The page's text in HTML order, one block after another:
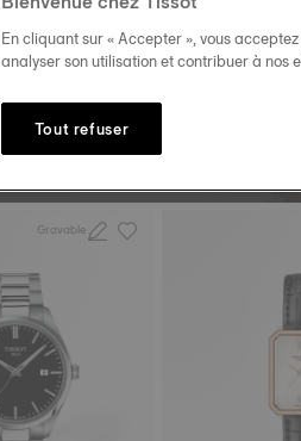
Gravable
En cliquant sur « Accepter », vous
analyser son utilisation et contribuer à nos
Tout refuser